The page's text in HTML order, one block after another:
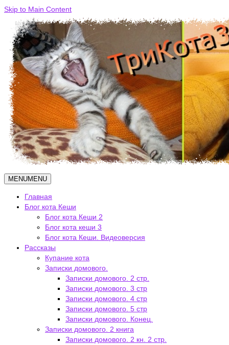
Skip to Main Content
MENUMENU
Главная
Блог кота Кеши
Блог кота Кеши 2
Блог кота кеши 3
Блог кота Кеши. Видеоверсия
Рассказы
Купание кота
Записки домового.
Записки домового. 2 стр.
Записки домового. 3 стр
Записки домового. 4 стр
Записки домового. 5 стр
Записки домового. Конец.
Записки домового. 2 книга
Записки домового. 2 кн. 2 стр.